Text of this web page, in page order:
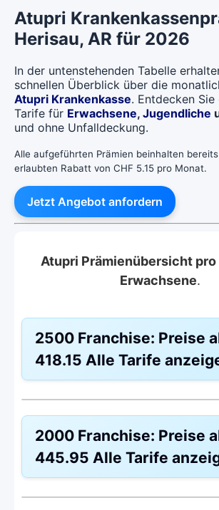
Atupri
Herisau, AR für 2026
In der untenstehenden Tabelle
schnellen Überblick über die
Atupri Krankenkasse. Entdecken
Tarife für Erwachsene, Jugendliche
und ohne Unfalldeckung.
Alle aufgeführten Prämien beinhalten
erlaubten Rabatt von CHF 5.15 pro Monat.
Jetzt Angebot anfordern
Atupri Prämienübersicht pro
Erwachsene.
2500 Franchise: Preise
418.15 Alle Tarife
Ohne Unfalldeckung:
Mit Unfalldeckung:
2000 Franchise: Preise
445.95 Alle Tarife